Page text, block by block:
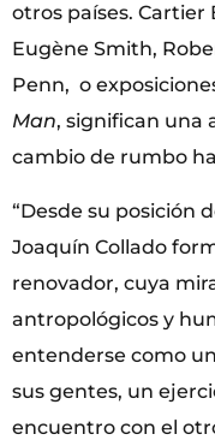
otros países. Cartier
Eugène Smith,
Penn, o
Man, significan una
cambio de rumbo
“Desde su posición
Joaquín Collado
renovador, cuya
antropológicos y
entenderse como
sus gentes, un
encuentro con el